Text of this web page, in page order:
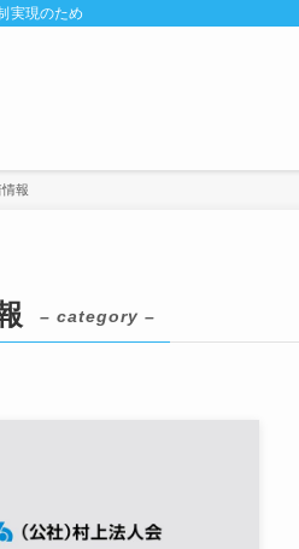
実現のため
情報
– category –